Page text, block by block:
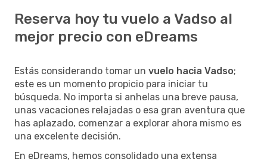
Reserva hoy tu vuelo a Vadso al
mejor precio con eDreams
Estás considerando tomar un vuelo hacia Vadso;
este es un momento propicio para iniciar tu
búsqueda. No importa si anhelas una breve pausa,
unas vacaciones relajadas o esa gran aventura que
has aplazado, comenzar a explorar ahora mismo es
una excelente decisión.
En eDreams, hemos consolidado una extensa